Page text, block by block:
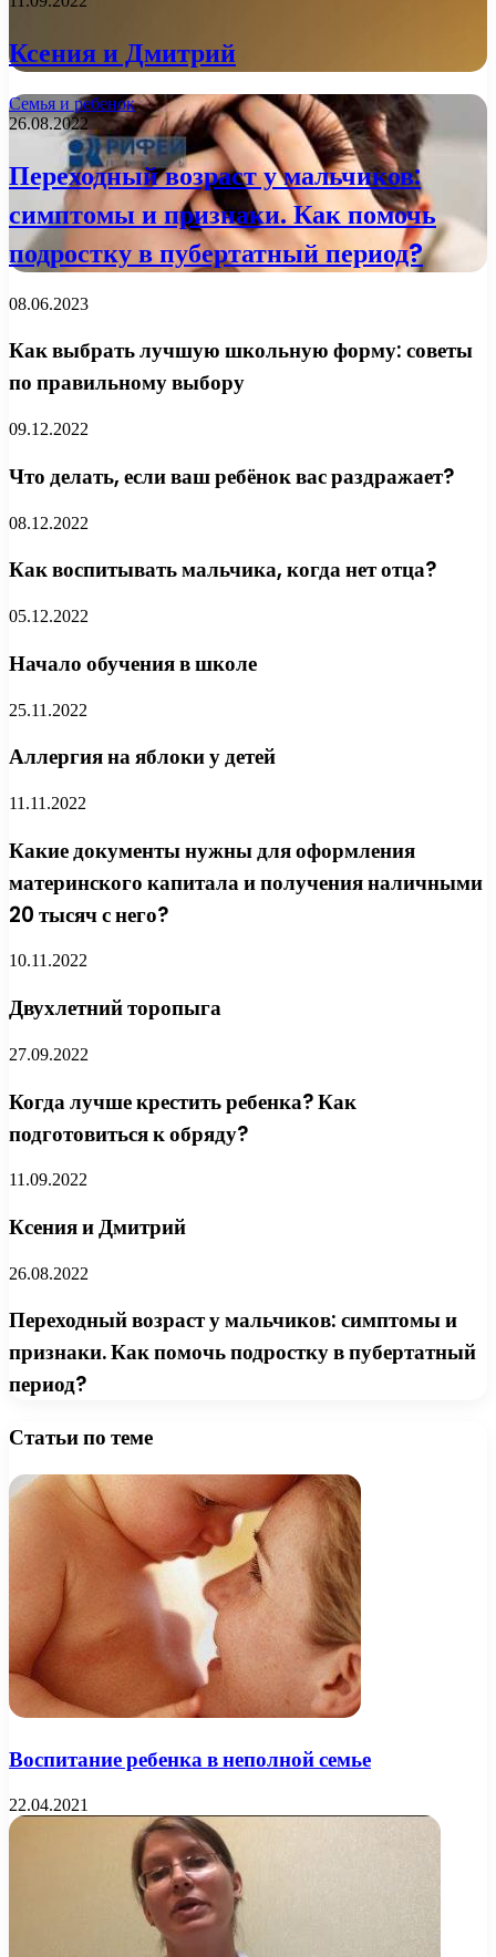
Ксения и Дмитрий
Семья и ребенок
26.08.2022
Переходный возраст у мальчиков:
симптомы и признаки. Как помочь
подростку в пубертатный период?
08.06.2023
Как выбрать лучшую школьную форму: советы
по правильному выбору
09.12.2022
Что делать, если ваш ребёнок вас раздражает?
08.12.2022
Как воспитывать мальчика, когда нет отца?
05.12.2022
Начало обучения в школе
25.11.2022
Аллергия на яблоки у детей
11.11.2022
Какие документы нужны для оформления
материнского капитала и получения наличными
20 тысяч с него?
10.11.2022
Двухлетний торопыга
27.09.2022
Когда лучше крестить ребенка? Как
подготовиться к обряду?
11.09.2022
Ксения и Дмитрий
26.08.2022
Переходный возраст у мальчиков: симптомы и
признаки. Как помочь подростку в пубертатный
период?
Статьи по теме
Воспитание ребенка в неполной семье
22.04.2021